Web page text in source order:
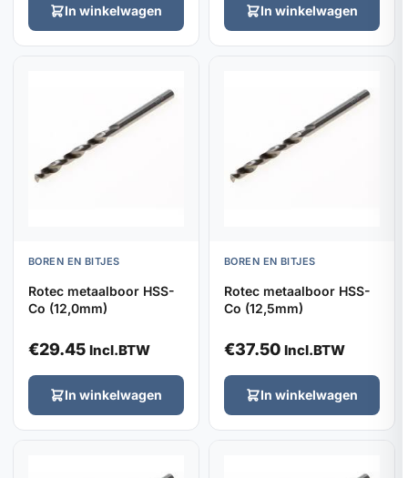
In winkelwagen In winkelwagen
BOREN EN BITJES
Rotec metaalboor HSS-
Co (12,0mm)
€29.45 Incl.BTW
In winkelwagen
BOREN EN BITJES
Rotec metaalboor HSS-
Co (12,5mm)
€37.50 Incl.BTW
In winkelwagen